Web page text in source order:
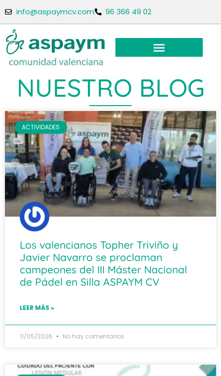
info@aspaymcv.com 96 366 49 02
NUESTRO BLOG
ACTIVIDADES
Los valencianos Topher Triviño y
Javier Navarro se proclaman
campeones del III Máster Nacional
de Pádel en Silla ASPAYM CV
LEER MÁS »
11/05/2026 No hay comentarios